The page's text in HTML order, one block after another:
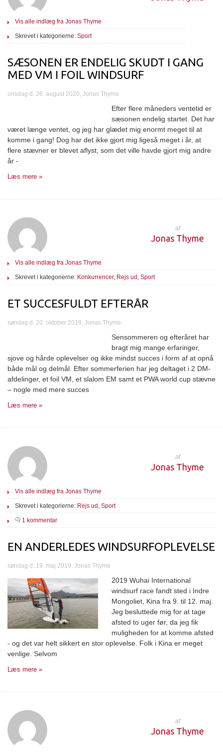
Vis alle indlæg fra Jonas Thyme
Skrevet i kategorierne: Sport
SÆSONEN ER ENDELIG SKUDT I GANG
MED VM I FOIL WINDSURF
onsdag d. 26. august 2020, Jonas Thyme
Efter flere måneders ventetid er
sæsonen endelig startet. Det har
været længe ventet, og jeg har glædet mig enormt meget til at
komme i gang! Dog har det ikke gjort mig ligeså meget i år, at
flere stævner er blevet aflyst, som det ville havde gjort mig andre
år -
Læs mere »
af
Jonas Thyme
Vis alle indlæg fra Jonas Thyme
Skrevet i kategorierne: Konkurrencer, Rejs ud , Sport
ET SUCCESFULDT EFTERÅR
søndag d. 20. oktober 2019, Jonas Thyme
Sensommeren og efteråret har
bragt mig mange erfaringer,
sjove og hårde oplevelser og ikke mindst succes i form af at opnå
både mål og delmål. Efter sommerferien har jeg deltaget i 2 DM-
afdelinger, et foil VM, et slalom EM samt et PWA world cup stævne
– nogle med mere succes
Læs mere »
af
Jonas Thyme
Vis alle indlæg fra Jonas Thyme
Skrevet i kategorierne: Rejs ud , Sport
1 kommentar
EN ANDERLEDES WINDSURFOPLEVELSE
søndag d. 19. maj 2019, Jonas Thyme
2019 Wuhai International
windsurf race fandt sted i Indre
Mongoliet, Kina fra 9. til 12. maj.
Jeg besluttede mig for at tage
afsted to uger før, da jeg fik
muligheden for at komme afsted
- og det var helt sikkert en stor oplevelse. Folk i Kina er meget
venlige. Selvom
Læs mere »
af
Jonas Thyme